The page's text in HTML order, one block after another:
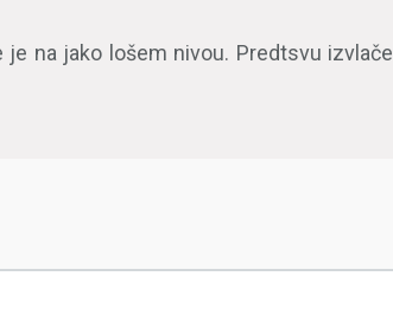
na jako lošem nivou. Predtsvu izvlače